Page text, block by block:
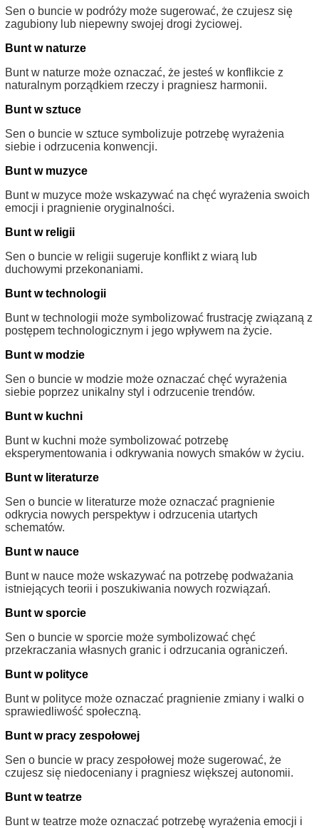
Sen o buncie w podróży może sugerować, że czujesz się
zagubiony lub niepewny swojej drogi życiowej.
Bunt w naturze
Bunt w naturze może oznaczać, że jesteś w konflikcie z
naturalnym porządkiem rzeczy i pragniesz harmonii.
Bunt w sztuce
Sen o buncie w sztuce symbolizuje potrzebę wyrażenia
siebie i odrzucenia konwencji.
Bunt w muzyce
Bunt w muzyce może wskazywać na chęć wyrażenia swoich
emocji i pragnienie oryginalności.
Bunt w religii
Sen o buncie w religii sugeruje konflikt z wiarą lub
duchowymi przekonaniami.
Bunt w technologii
Bunt w technologii może symbolizować frustrację związaną z
postępem technologicznym i jego wpływem na życie.
Bunt w modzie
Sen o buncie w modzie może oznaczać chęć wyrażenia
siebie poprzez unikalny styl i odrzucenie trendów.
Bunt w kuchni
Bunt w kuchni może symbolizować potrzebę
eksperymentowania i odkrywania nowych smaków w życiu.
Bunt w literaturze
Sen o buncie w literaturze może oznaczać pragnienie
odkrycia nowych perspektyw i odrzucenia utartych
schematów.
Bunt w nauce
Bunt w nauce może wskazywać na potrzebę podważania
istniejących teorii i poszukiwania nowych rozwiązań.
Bunt w sporcie
Sen o buncie w sporcie może symbolizować chęć
przekraczania własnych granic i odrzucania ograniczeń.
Bunt w polityce
Bunt w polityce może oznaczać pragnienie zmiany i walki o
sprawiedliwość społeczną.
Bunt w pracy zespołowej
Sen o buncie w pracy zespołowej może sugerować, że
czujesz się niedoceniany i pragniesz większej autonomii.
Bunt w teatrze
Bunt w teatrze może oznaczać potrzebę wyrażenia emocji i